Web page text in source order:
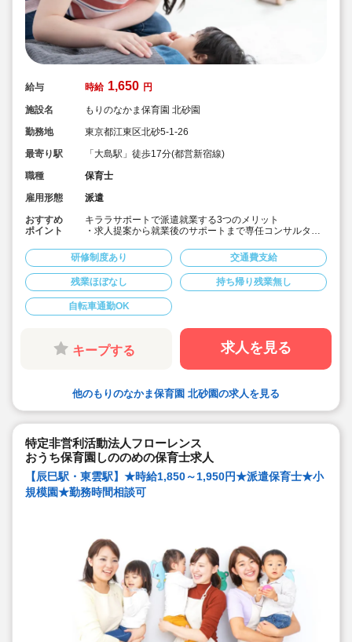
給与 時給 1,650 円
施設名
もりのなかま保育園 北砂園
勤務地
東京都江東区北砂5-1-26
最寄り駅
「大島駅」徒歩17分(都営新宿線)
職種
保育士
雇用形態
派遣
おすすめ
ポイント
キララサポートで派遣就業する3つのメリット
・求人提案から就業後のサポートまで専任コンサルタン
・手当や福利厚生については当社独自のサービスもご用
意しています♪
・保育園も運営している会社だからこそ保育士目線に立
ったサポートに定評があります勤務条件など、お気軽に
ご相談ください♪
☆キララサポートはお仕事探しから入職後のフォローま
でしっかりサポートいたします☆
研修制度あり 交通費支給
残業ほぼなし 持ち帰り残業無し
自転車通勤OK
キープする 求人を見る
他のもりのなかま保育園 北砂園の求人を見る
特定非営利活動法人フローレンス
おうち保育園しののめの保育士求人
【辰巳駅・東雲駅】★時給1,850～1,950円★派遣保育士★小
規模園★勤務時間相談可